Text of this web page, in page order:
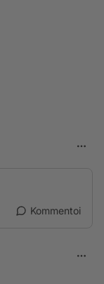
Kommentoi